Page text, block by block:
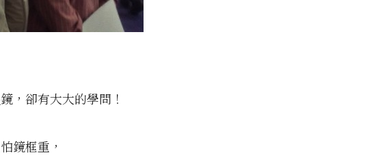
，卻有大大的學問！
鏡框重，